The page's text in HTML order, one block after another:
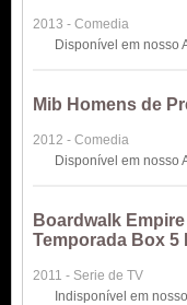
2013 - Comedia
Disponível em nosso
Mib Homens de
2012 - Comedia
Disponível em nosso
Boardwalk
Temporada Box 5
2011 - Serie de TV
Indisponível em